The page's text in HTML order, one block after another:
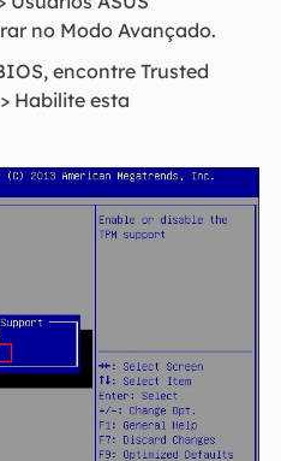
no Modo Avançado.
encontre Trusted
Habilite esta